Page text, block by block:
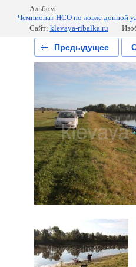
Альбом:
Чемпионат НСО по ловле донной
Сайт: klevaya-ribalka.ru
Предыдущее